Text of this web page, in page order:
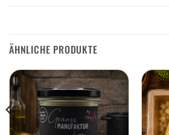
ÄHNLICHE PRODUKTE